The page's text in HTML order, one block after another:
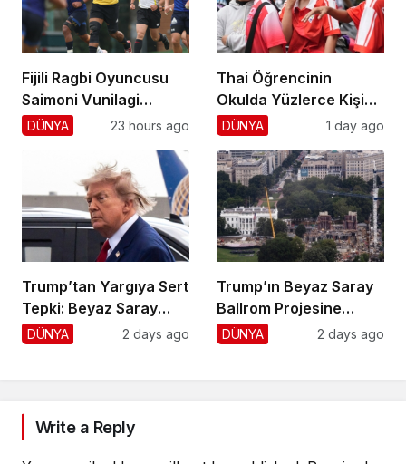
Fijili Ragbi Oyuncusu
Saimoni Vunilagi
Hayatını Kaybetti
DÜNYA 23 hours ago
Thai Öğrencinin
Okulda Yüzlerce Kişiyi
Vurdu!
DÜNYA 1 day ago
Trump’tan Yargıya Sert
Tepki: Beyaz Saray
Krizi!
DÜNYA 2 days ago
Trump’ın Beyaz Saray
Ballrom Projesine
Durdurma
DÜNYA 2 days ago
Write a Reply